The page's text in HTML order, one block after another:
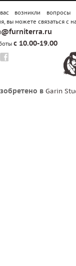
возникли вопросы
вы можете связаться с
с 10.00-19.00
в Garin